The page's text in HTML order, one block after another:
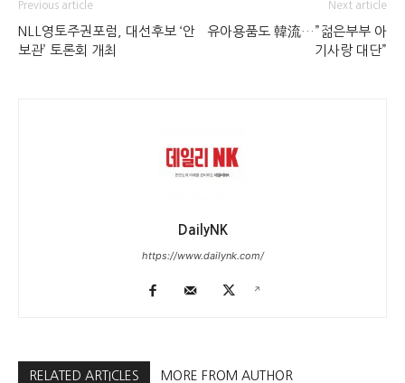
Previous article
NLL영토주권포럼, 대선후보 ‘안
보관’ 토론회 개최
Next article
유아용품도 韓流…”젊은부부 아
기사랑 대단”
DailyNK
https://www.dailynk.com/
RELATED ARTICLES MORE FROM AUTHOR